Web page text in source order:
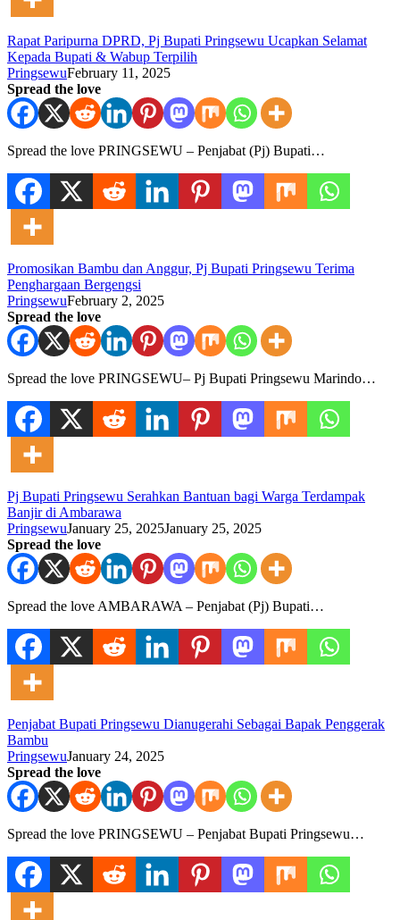
Rapat Paripurna DPRD, Pj Bupati Pringsewu Ucapkan Selamat
Kepada Bupati & Wabup Terpilih
PringsewuFebruary 11, 2025
Spread the love
Spread the love PRINGSEWU – Penjabat (Pj) Bupati…
Promosikan Bambu dan Anggur, Pj Bupati Pringsewu Terima
Penghargaan Bergengsi
PringsewuFebruary 2, 2025
Spread the love
Spread the love PRINGSEWU– Pj Bupati Pringsewu Marindo…
Pj Bupati Pringsewu Serahkan Bantuan bagi Warga Terdampak
Banjir di Ambarawa
PringsewuJanuary 25, 2025January 25, 2025
Spread the love
Spread the love AMBARAWA – Penjabat (Pj) Bupati…
Penjabat Bupati Pringsewu Dianugerahi Sebagai Bapak Penggerak
Bambu
PringsewuJanuary 24, 2025
Spread the love
Spread the love PRINGSEWU – Penjabat Bupati Pringsewu…